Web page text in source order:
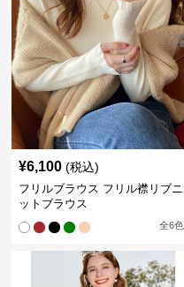
¥6,100 (税込)
フリルブラウス フリル襟リブニ
ットブラウス
全6色